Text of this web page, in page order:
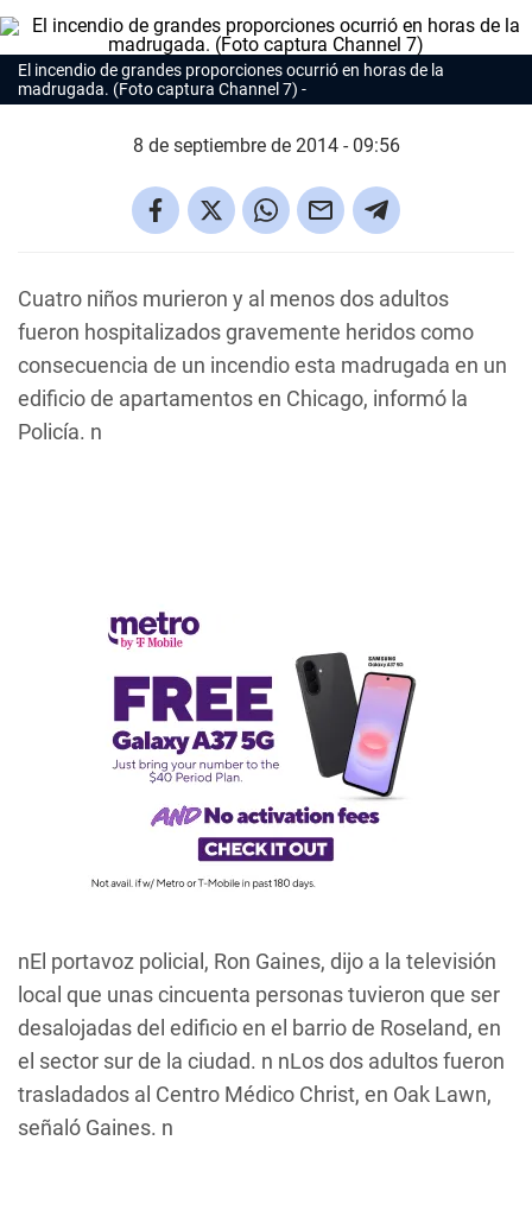
El incendio de grandes proporciones ocurrió en horas de la
madrugada. (Foto captura Channel 7)
8 de septiembre de 2014 - 09:56
Cuatro niños murieron y al menos dos adultos
fueron hospitalizados gravemente heridos como
consecuencia de un incendio esta madrugada en un
edificio de apartamentos en Chicago, informó la
Policía. n
nEl portavoz policial, Ron Gaines, dijo a la televisión
local que unas cincuenta personas tuvieron que ser
desalojadas del edificio en el barrio de Roseland, en
el sector sur de la ciudad. n nLos dos adultos fueron
trasladados al Centro Médico Christ, en Oak Lawn,
señaló Gaines. n